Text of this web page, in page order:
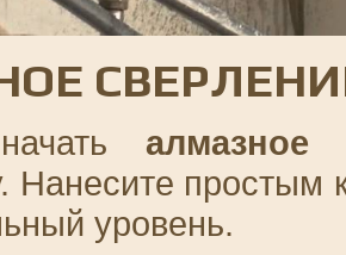
алмазное
Нанесите
уровень.